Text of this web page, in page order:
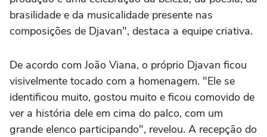
brasilidade e da musicalidade presente nas
composições de Djavan", destaca a equipe criativa.
De acordo com João Viana, o próprio Djavan ficou
visivelmente tocado com a homenagem. "Ele se
identificou muito, gostou muito e ficou comovido de
ver a história dele em cima do palco, com um
grande elenco participando", revelou. A recepção do